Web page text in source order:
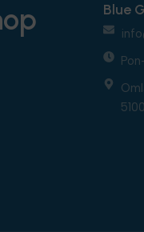
Blue